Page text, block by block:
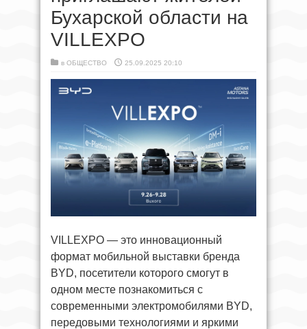
Бухарской области на
VILLEXPO
в ОБЩЕСТВО 25.09.2025 20:10
VILLEXPO — это инновационный
формат мобильной выставки бренда
BYD, посетители которого смогут в
одном месте познакомиться с
современными электромобилями BYD,
передовыми технологиями и яркими